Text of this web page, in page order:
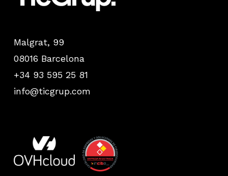
Malgrat, 99
08016 Barcelona
+34 93 595 25 81
info@ticgrup.com